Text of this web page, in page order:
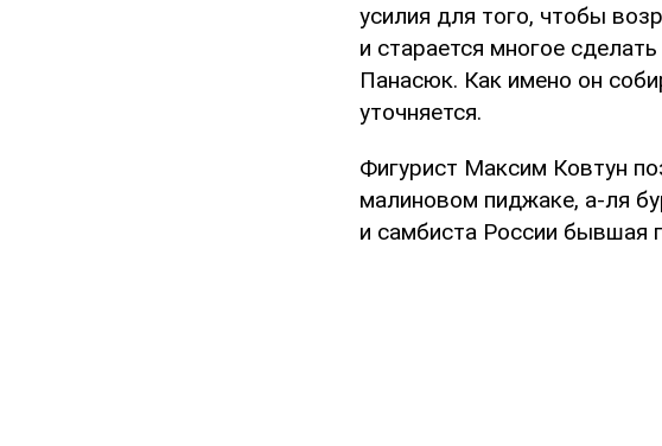
усилия для того, чтобы
и старается многое
Панасюк. Как имено он
уточняется.
Фигурист Максим Ковтун
малиновом пиджаке, а-ля
и самбиста России бывшая